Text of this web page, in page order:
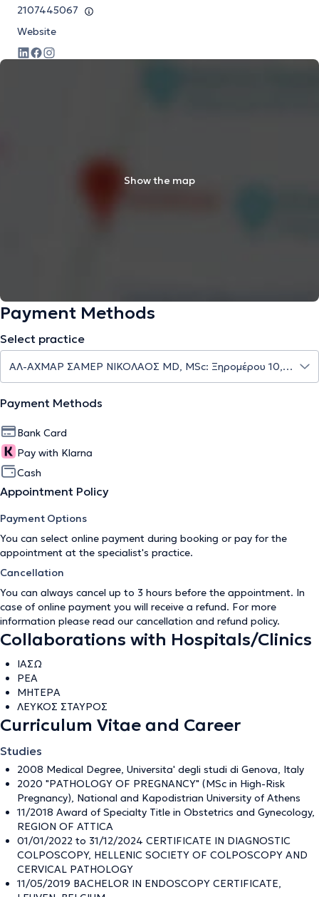
2107445067
Website
Show the map
Payment Methods
Select practice
Payment Methods
Bank Card
Pay with Klarna
Cash
Appointment Policy
Payment Options
You can select online payment during booking or pay for the
appointment at the specialist's practice.
Cancellation
You can always cancel up to 3 hours before the appointment. In
case of online payment you will receive a refund. For more
information please read our cancellation and refund policy.
Collaborations with Hospitals/Clinics
ΙΑΣΩ
ΡΕΑ
ΜΗΤΕΡΑ
ΛΕΥΚΟΣ ΣΤΑΥΡΟΣ
Curriculum Vitae and Career
Studies
2008 Medical Degree, Universita' degli studi di Genova, Italy
2020 "PATHOLOGY OF PREGNANCY" (MSc in High-Risk
Pregnancy), National and Kapodistrian University of Athens
11/2018 Award of Specialty Title in Obstetrics and Gynecology,
REGION OF ATTICA
01/01/2022 to 31/12/2024 CERTIFICATE IN DIAGNOSTIC
COLPOSCOPY, HELLENIC SOCIETY OF COLPOSCOPY AND
CERVICAL PATHOLOGY
11/05/2019 BACHELOR IN ENDOSCOPY CERTIFICATE,